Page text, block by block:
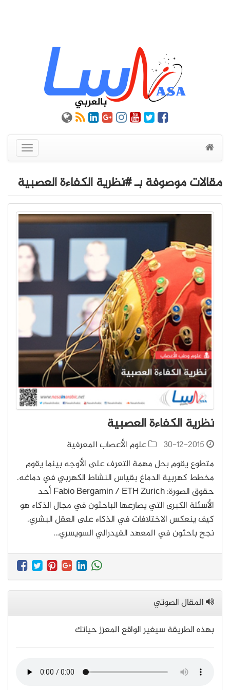
عرض
القائمة
مقالات موصوفة بـ #نظرية الكفاءة العصبية
نظرية الكفاءة العصبية
30-12-2015
علوم الأعصاب المعرفية
متطوع يقوم بحل مهمة التعرف على الأوجه بينما يقوم
مخطط كهربية الدماغ بقياس النشاط الكهربي في دماغه.
حقوق الصورة: Fabio Bergamin / ETH Zurich أحد
الأسئلة الكبرى التي يصارعها الباحثون في مجال الذكاء هو
كيف ينعكس الاختلافات في الذكاء على العقل البشري.
نجح باحثون في المعهد الفيدرالي السويسري…
المقال الصوتي
​​​​​​​بهذه الطريقة سيغير الواقع المعزز حياتك